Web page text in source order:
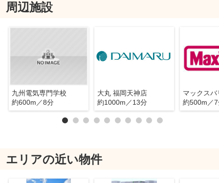
周辺施設
九州電気専門学校
約600m／8分
大丸 福岡天神店
約1000m／13分
約500m／
エリアの近い物件